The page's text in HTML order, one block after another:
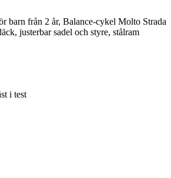
barn från 2 år, Balance-cykel Molto Strada
justerbar sadel och styre, stålram
i test